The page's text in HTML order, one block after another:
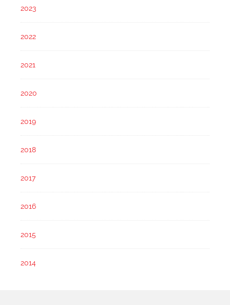
2023
2022
2021
2020
2019
2018
2017
2016
2015
2014